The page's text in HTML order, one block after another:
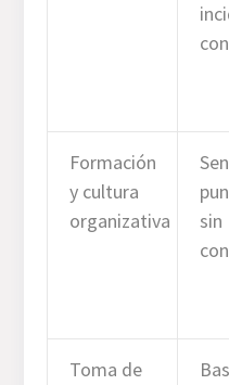
Formación
y cultura
organizativa
sin
Toma de